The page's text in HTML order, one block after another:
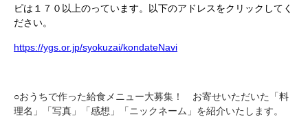
ピは１７０以上のっています。以下のアドレスをクリックしてく
ださい。
https://ygs.or.jp/syokuzai/kondateNavi
○おうちで作った給食メニュー大募集！ お寄せいただいた「料
理名」「写真」「感想」「ニックネーム」を紹介いたします。